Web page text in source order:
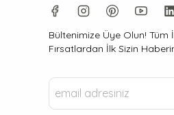
Bültenimize Üye Olun! Tüm
Fırsatlardan İlk Sizin